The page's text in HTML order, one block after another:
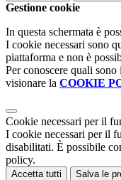
Gestione cookie
In questa schermata è
I cookie necessari sono
piattaforma e non è
Per conoscere quali
visionare la COOKIE
Cookie necessari per il
I cookie necessari per il
disabilitati. È possibile
policy.
Accetta tutti Salva le